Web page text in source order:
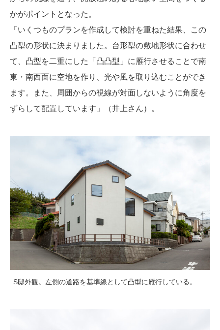
かがポイントとなった。
「いくつものプランを作成して検討を重ねた結果、この
凸型の形状に決まりました。台形型の敷地形状に合わせ
て、凸型を二重にした「凸凸型」に雁行させることで南
東・南西面に空地を作り、光や風を取り込むことができ
ます。また、周囲からの視線が対面しないように角度を
ずらして配置しています」（井上さん）。
S邸外観。左側の道路を基準線として凸型に雁行している。